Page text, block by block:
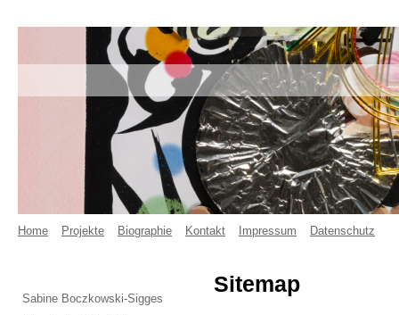
Home Projekte Biographie Kontakt Impressum Datenschutz
Sitemap
Sabine Boczkowski-Sigges